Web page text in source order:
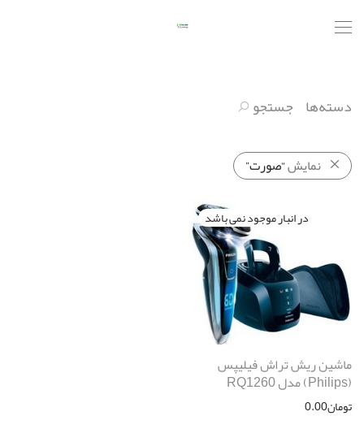
دسته‌ها جستجو
نمایش“صورت”
ماشین ریش تراش فیلیپس
(Philips) مدل RQ1260
تومان0.00